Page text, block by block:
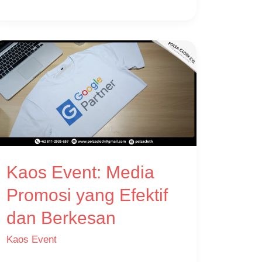
Kaos Event: Media
Promosi yang Efektif
dan Berkesan
Kaos Event
Kaos
Event:
Media
Promosi
yang
dan